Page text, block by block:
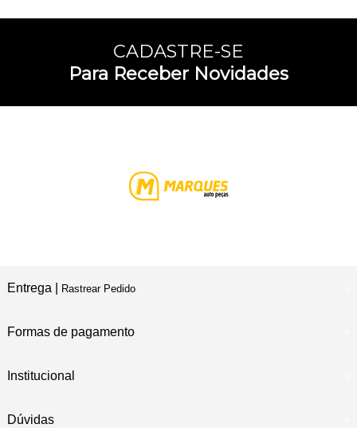
CADASTRE-SE
Para Receber Novidades
Entrega | Rastrear Pedido
Formas de pagamento
Institucional
Dúvidas